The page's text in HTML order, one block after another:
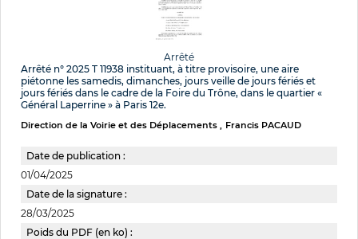
Arrêté
Arrêté n° 2025 T 11938 instituant, à titre provisoire, une aire
piétonne les samedis, dimanches, jours veille de jours fériés et
jours fériés dans le cadre de la Foire du Trône, dans le quartier «
Général Laperrine » à Paris 12e.
Direction de la Voirie et des Déplacements Francis PACAUD
Date de publication :
01/04/2025
Date de la signature :
28/03/2025
Poids du PDF (en ko) :